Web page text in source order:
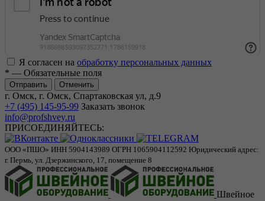
Я согласен на обработку персональных данных
* — Обязательные поля
Отменить
г. Омск, г. Омск, Спартаковская ул, д.9
+7 (495) 145-95-99 Заказать звонок
info@profshvey.ru
ПРИСОЕДИНЯЙТЕСЬ:
ООО «ПШО» ИНН 5904143989 ОГРН 1065904112592 Юридический адрес:
г. Пермь, ул. Дзержинского, 17, помещение 8
Швейное